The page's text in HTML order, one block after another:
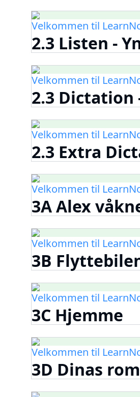
Velkommen til
2.3 Listen -
Velkommen til
2.3 Dictation
Velkommen til
2.3 Extra
Velkommen til
3A Alex
Velkommen til
3B
Velkommen til
3C Hjemme
Velkommen til
3D Dinas rom